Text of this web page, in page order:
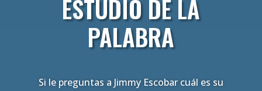
ESTUDIO DE LA
PALABRA
Si le preguntas a Jimmy Escobar cuál es su